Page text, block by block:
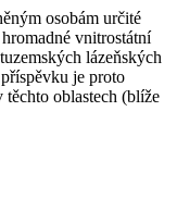
osobám určité
vnitrostátní
lázeňských
je proto
těchto oblastech (blíže